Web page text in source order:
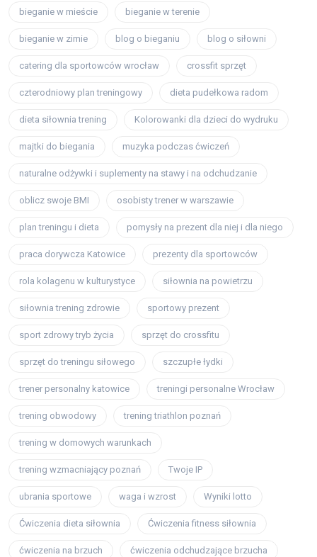
bieganie w mieście bieganie w terenie
bieganie w zimie blog o bieganiu blog o siłowni
catering dla sportowców wrocław crossfit sprzęt
czterodniowy plan treningowy dieta pudełkowa radom
dieta siłownia trening Kolorowanki dla dzieci do wydruku
majtki do biegania muzyka podczas ćwiczeń
naturalne odżywki i suplementy na stawy i na odchudzanie
oblicz swoje BMI osobisty trener w warszawie
plan treningu i dieta pomysły na prezent dla niej i dla niego
praca dorywcza Katowice prezenty dla sportowców
rola kolagenu w kulturystyce siłownia na powietrzu
siłownia trening zdrowie sportowy prezent
sport zdrowy tryb życia sprzęt do crossfitu
sprzęt do treningu siłowego szczupłe łydki
trener personalny katowice treningi personalne Wrocław
trening obwodowy trening triathlon poznań
trening w domowych warunkach
trening wzmacniający poznań Twoje IP
ubrania sportowe waga i wzrost Wyniki lotto
Ćwiczenia dieta siłownia Ćwiczenia fitness siłownia
ćwiczenia na brzuch ćwiczenia odchudzające brzucha